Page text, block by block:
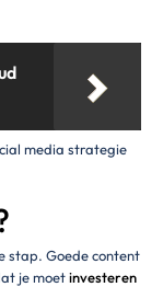
media strategie
stap. Goede content
je moetinvesteren